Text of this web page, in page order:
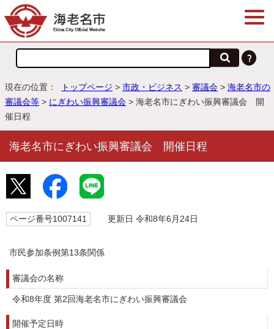
現在の位置： トップページ > 市政・ビジネス > 審議会 > 海老名市の
審議会等 > にぎわい振興審議会 > 海老名市にぎわい振興審議会 開
催日程
海老名市にぎわい振興審議会 開催日程
ページ番号1007141 更新日 令和8年6月24日
市民参加条例第13条関係
審議会の名称
令和8年度 第2回海老名市にぎわい振興審議会
開催予定日時